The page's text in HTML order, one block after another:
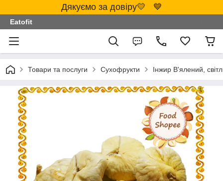
Дякуємо за довіру💛 💙
Eatofit
Товари та послуги Сухофрукти Інжир В'ялений,